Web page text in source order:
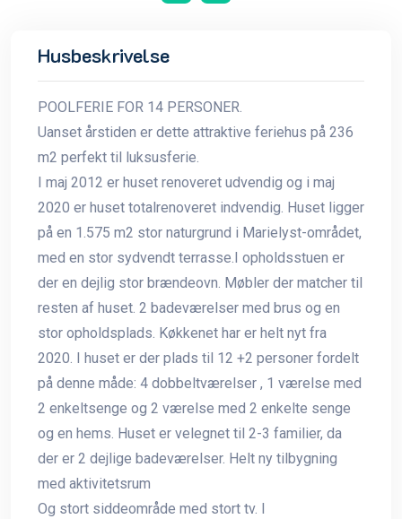
Husbeskrivelse
POOLFERIE FOR 14 PERSONER.
Uanset årstiden er dette attraktive feriehus på 236
m2 perfekt til luksusferie.
I maj 2012 er huset renoveret udvendig og i maj
2020 er huset totalrenoveret indvendig. Huset ligger
på en 1.575 m2 stor naturgrund i Marielyst-området,
med en stor sydvendt terrasse.I opholdsstuen er
der en dejlig stor brændeovn. Møbler der matcher til
resten af huset. 2 badeværelser med brus og en
stor opholdsplads. Køkkenet har er helt nyt fra
2020. I huset er der plads til 12 +2 personer fordelt
på denne måde: 4 dobbeltværelser , 1 værelse med
2 enkeltsenge og 2 værelse med 2 enkelte senge
og en hems. Huset er velegnet til 2-3 familier, da
der er 2 dejlige badeværelser. Helt ny tilbygning
med aktivitetsrum
Og stort siddeområde med stort tv. I